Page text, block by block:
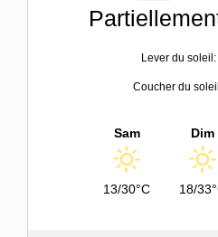
Lever du soleil:
Coucher du
Sam
13/30°C
Dim
18/